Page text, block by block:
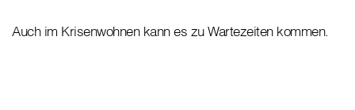
Auch im Krisenwohnen kann es zu Wartezeiten kommen.